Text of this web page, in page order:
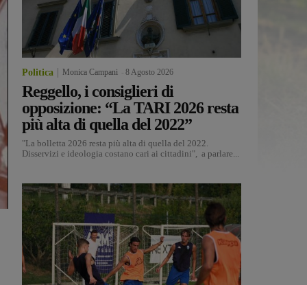
Politica Monica Campani 8 Agosto 2026
Reggello, i consiglieri di
opposizione: “La TARI 2026 resta
più alta di quella del 2022”
"La bolletta 2026 resta più alta di quella del 2022.
Disservizi e ideologia costano cari ai cittadini", a parlare...